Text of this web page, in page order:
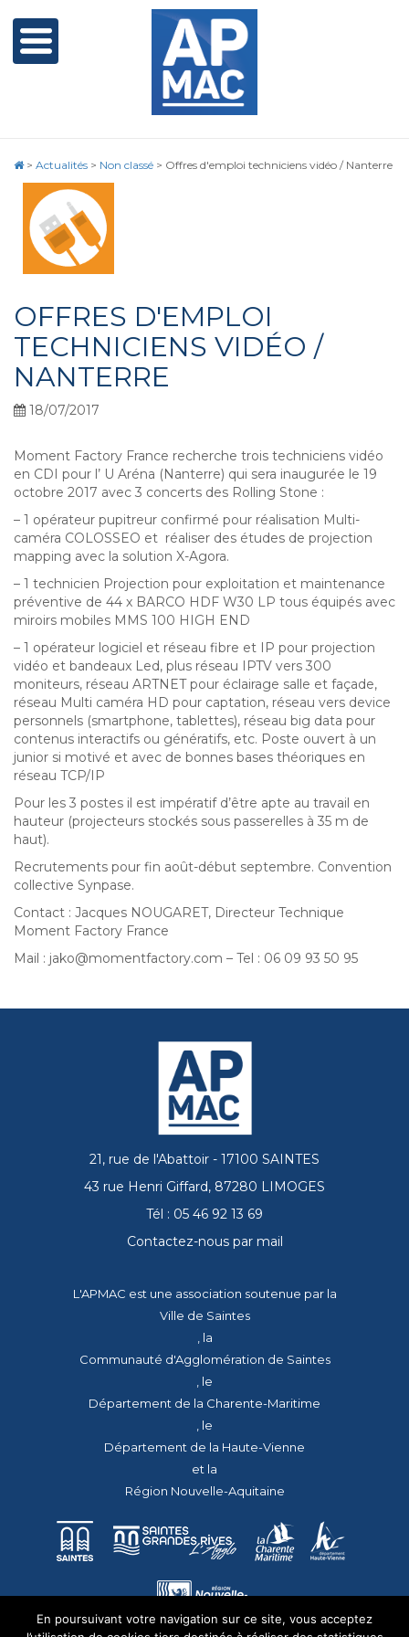
> Actualités > Non classé > Offres d'emploi techniciens vidéo / Nanterre
OFFRES D'EMPLOI
TECHNICIENS VIDÉO /
NANTERRE
18/07/2017
Moment Factory France recherche trois techniciens vidéo
en CDI pour l’ U Aréna (Nanterre) qui sera inaugurée le 19
octobre 2017 avec 3 concerts des Rolling Stone :
– 1 opérateur pupitreur confirmé pour réalisation Multi-
caméra COLOSSEO et réaliser des études de projection
mapping avec la solution X-Agora.
– 1 technicien Projection pour exploitation et maintenance
préventive de 44 x BARCO HDF W30 LP tous équipés avec
miroirs mobiles MMS 100 HIGH END
– 1 opérateur logiciel et réseau fibre et IP pour projection
vidéo et bandeaux Led, plus réseau IPTV vers 300
moniteurs, réseau ARTNET pour éclairage salle et façade,
réseau Multi caméra HD pour captation, réseau vers device
personnels (smartphone, tablettes), réseau big data pour
contenus interactifs ou génératifs, etc. Poste ouvert à un
junior si motivé et avec de bonnes bases théoriques en
réseau TCP/IP
Pour les 3 postes il est impératif d’être apte au travail en
hauteur (projecteurs stockés sous passerelles à 35 m de
haut).
Recrutements pour fin août-début septembre. Convention
collective Synpase.
Contact : Jacques NOUGARET, Directeur Technique
Moment Factory France
Mail : jako@momentfactory.com – Tel : 06 09 93 50 95
21, rue de l'Abattoir - 17100 SAINTES
43 rue Henri Giffard, 87280 LIMOGES
Tél : 05 46 92 13 69
Contactez-nous par mail
L'APMAC est une association soutenue par la
Ville de Saintes
, la
Communauté d'Agglomération de Saintes
, le
Département de la Charente-Maritime
, le
Département de la Haute-Vienne
et la
Région Nouvelle-Aquitaine
En poursuivant votre navigation sur ce site, vous acceptez